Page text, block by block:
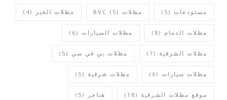
مستودعات (5) مظلات BVC (5) مظلات الخبر (4)
مظلات الدمام (8) مظلات السيارات (6)
مظلات الشرقية (7) مظلات بي في سي (5)
مظلات سيارات (6) مظلات شرقية (5)
موقع مظلات الشرقية (18) هناجر (5)